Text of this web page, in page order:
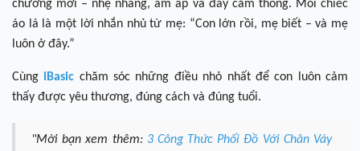
chương mới – nhẹ nhàng, ấm áp và đầy cảm thông. Mỗi chiếc
áo lá là một lời nhắn nhủ từ mẹ: “Con lớn rồi, mẹ biết – và mẹ
luôn ở đây.”
CùngiBasic chăm sóc những điều nhỏ nhất để con luôn cảm
thấy được yêu thương, đúng cách và đúng tuổi.
"Mời bạn xem thêm: 3 Công Thức Phối Đồ Với Chân Váy